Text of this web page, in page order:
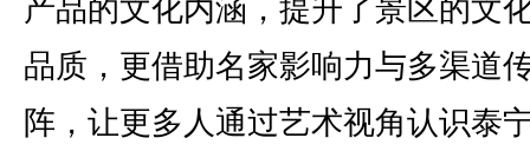
产品的文化内涵，提升了景区的文
品质，更借助名家影响力与多渠道
阵，让更多人通过艺术视角认识泰